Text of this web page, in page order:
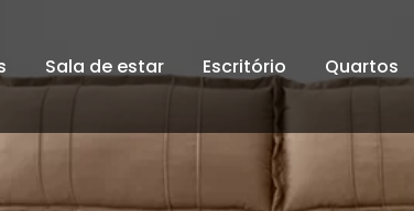
Sala de estar Escritório Quartos